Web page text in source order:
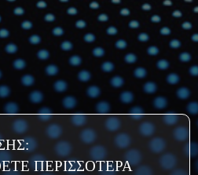
ΠΕΡΙΣΣΟΤΕΡΑ